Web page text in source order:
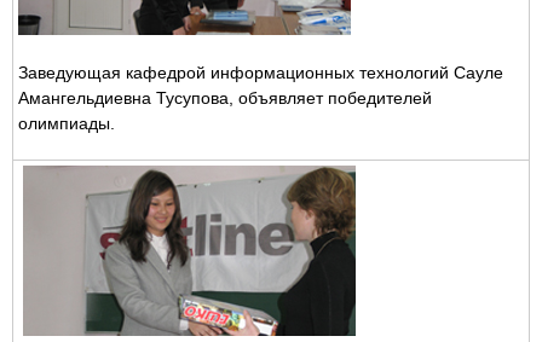
Заведующая кафедрой информационных технологий Сауле
Амангельдиевна Тусупова, объявляет победителей
олимпиады.